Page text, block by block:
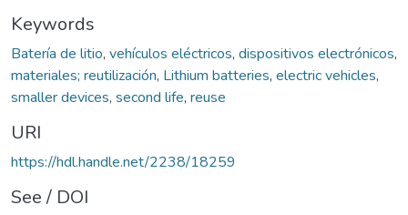
Keywords
Batería de litio, vehículos eléctricos, dispositivos electrónicos,
materiales; reutilización, Lithium batteries, electric vehicles,
smaller devices, second life, reuse
URI
https://hdl.handle.net/2238/18259
See / DOI